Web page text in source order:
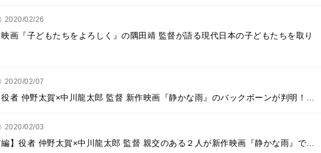
2020/02/26
映画『子どもたちをよろしく』の隅田靖 監督が語る現代日本の子どもたちを取り
2020/02/07
役者 仲野太賀×中川龍太郎 監督 新作映画『静かな雨』のバックボーンが判明！…
2020/02/03
編】役者 仲野太賀×中川龍太郎 監督 親交のある２人が新作映画『静かな雨』で…